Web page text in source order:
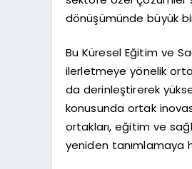
dönüşümünde büyük
Bu Küresel Eğitim ve
ilerletmeye yönelik
da derinleştirerek
konusunda ortak
ortakları, eğitim ve
yeniden tanımlamaya